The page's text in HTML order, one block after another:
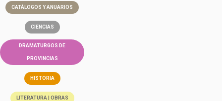
CATÁLOGOS Y ANUARIOS
CIENCIAS
DRAMATURGOS DE
PROVINCIAS
HISTORIA
LITERATURA | OBRAS